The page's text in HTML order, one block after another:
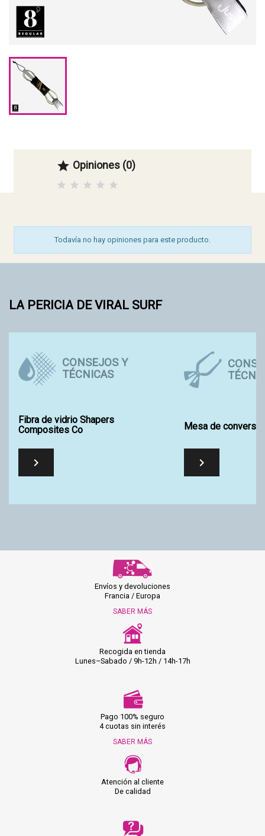
 Opiniones (0)
Todavía no hay opiniones para este producto.
LA PERICIA DE VIRAL SURF
CONSEJOS Y
TÉCNICAS
Fibra de vidrio Shapers
Composites Co

Mesa de

Envíos y devoluciones
Francia / Europa
SABER MÁS
Recogida en tienda
Lunes–Sabado / 9h-12h / 14h-17h
Pago 100% seguro
4 cuotas sin interés
SABER MÁS
Atención al cliente
De calidad